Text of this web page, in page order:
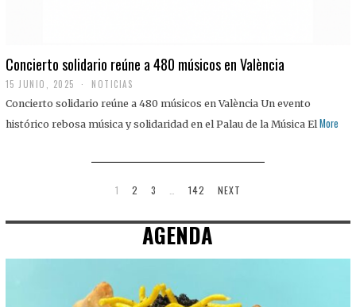
Concierto solidario reúne a 480 músicos en València
15 JUNIO, 2025 NOTICIAS
Concierto solidario reúne a 480 músicos en València Un evento
histórico rebosa música y solidaridad en el Palau de la Música El More
1 2 3 142 NEXT
AGENDA